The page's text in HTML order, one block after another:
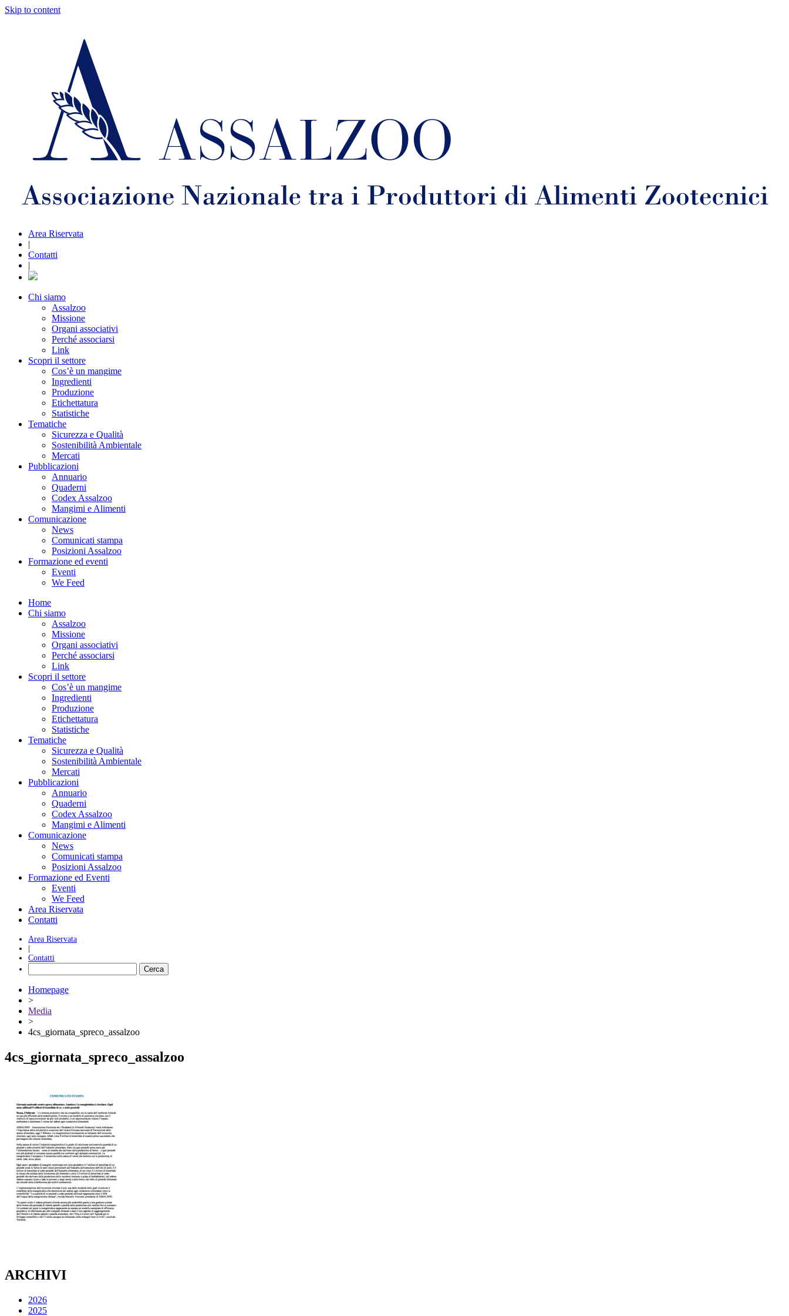
Skip to content
Area Riservata
|
Contatti
|
Chi siamo
Assalzoo
Missione
Organi associativi
Perché associarsi
Link
Scopri il settore
Cos’è un mangime
Ingredienti
Produzione
Etichettatura
Statistiche
Tematiche
Sicurezza e Qualità
Sostenibilità Ambientale
Mercati
Pubblicazioni
Annuario
Quaderni
Codex Assalzoo
Mangimi e Alimenti
Comunicazione
News
Comunicati stampa
Posizioni Assalzoo
Formazione ed eventi
Eventi
We Feed
Home
Chi siamo
Assalzoo
Missione
Organi associativi
Perché associarsi
Link
Scopri il settore
Cos’è un mangime
Ingredienti
Produzione
Etichettatura
Statistiche
Tematiche
Sicurezza e Qualità
Sostenibilità Ambientale
Mercati
Pubblicazioni
Annuario
Quaderni
Codex Assalzoo
Mangimi e Alimenti
Comunicazione
News
Comunicati stampa
Posizioni Assalzoo
Formazione ed Eventi
Eventi
We Feed
Area Riservata
Contatti
Area Riservata
Contatti
Homepage
>
Media
>
4cs_giornata_spreco_assalzoo
4cs_giornata_spreco_assalzoo
ARCHIVI
2026
2025